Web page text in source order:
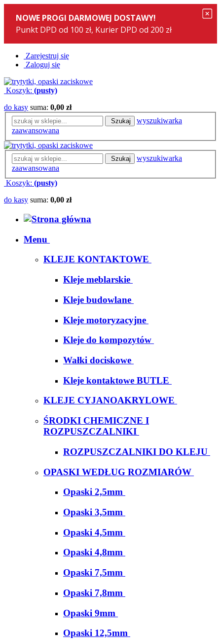
Zarejestruj się
Zaloguj się
Koszyk: (pusty)
do kasy suma: 0,00 zł
Szukaj
wyszukiwarka
zaawansowana
Szukaj
wyszukiwarka
zaawansowana
Koszyk: (pusty)
do kasy suma: 0,00 zł
Menu
KLEJE KONTAKTOWE
Kleje meblarskie
Kleje budowlane
Kleje motoryzacyjne
Kleje do kompozytów
Wałki dociskowe
Kleje kontaktowe BUTLE
KLEJE CYJANOAKRYLOWE
ŚRODKI CHEMICZNE I
ROZPUSZCZALNIKI
ROZPUSZCZALNIKI DO KLEJU
OPASKI WEDŁUG ROZMIARÓW
Opaski 2,5mm
Opaski 3,5mm
Opaski 4,5mm
Opaski 4,8mm
Opaski 7,5mm
Opaski 7,8mm
Opaski 9mm
Opaski 12,5mm